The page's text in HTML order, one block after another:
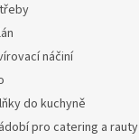
náčiní
do kuchyně
pro catering a rauty